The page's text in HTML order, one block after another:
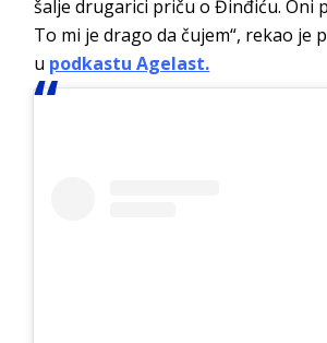
šalje drugarici priču o Đinđiću. Oni
To mi je drago da čujem“, rekao je
u podkastu Agelast.